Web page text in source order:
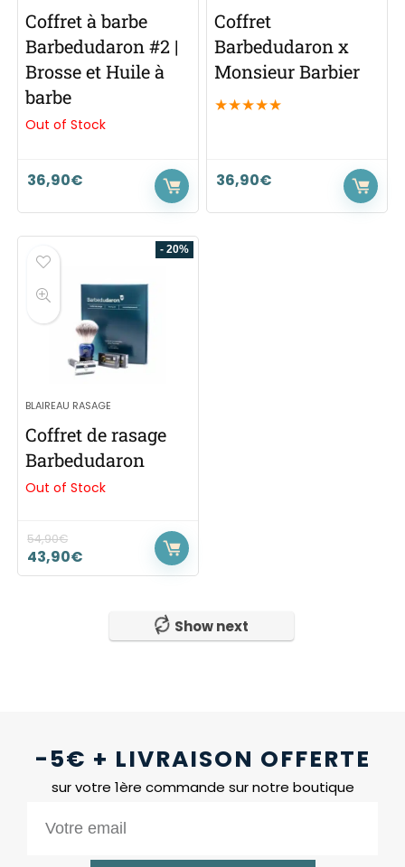
Coffret à barbe
Barbedudaron #2 |
Brosse et Huile à
barbe
Out of Stock
36,90€
Coffret
Barbedudaron x
Monsieur Barbier
★★★★★
36,90€
- 20%
BLAIREAU RASAGE
Coffret de rasage
Barbedudaron
Out of Stock
54,90€
43,90€
Show next
-5€ + LIVRAISON OFFERTE
sur votre 1ère commande sur notre boutique